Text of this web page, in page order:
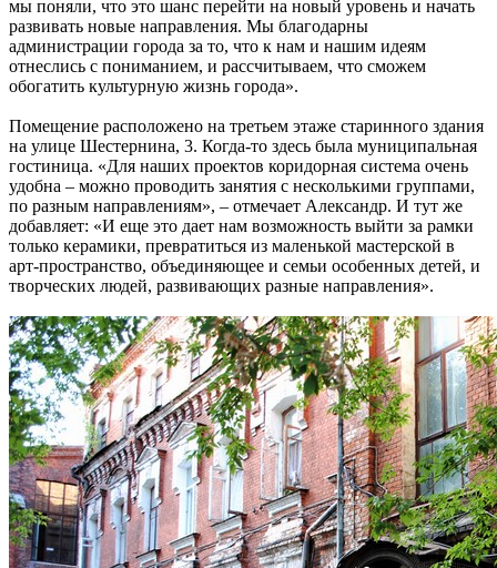
мы поняли, что это шанс перейти на новый уровень и начать
развивать новые направления. Мы благодарны
администрации города за то, что к нам и нашим идеям
отнеслись с пониманием, и рассчитываем, что сможем
обогатить культурную жизнь города».
Помещение расположено на третьем этаже старинного здания
на улице Шестернина, 3. Когда-то здесь была муниципальная
гостиница. «Для наших проектов коридорная система очень
удобна – можно проводить занятия с несколькими группами,
по разным направлениям», – отмечает Александр. И тут же
добавляет: «И еще это дает нам возможность выйти за рамки
только керамики, превратиться из маленькой мастерской в
арт-пространство, объединяющее и семьи особенных детей, и
творческих людей, развивающих разные направления».